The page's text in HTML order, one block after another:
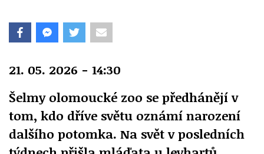
21. 05. 2026 - 14:30
Šelmy olomoucké zoo se předhánějí v
tom, kdo dříve světu oznámí narození
dalšího potomka. Na svět v posledních